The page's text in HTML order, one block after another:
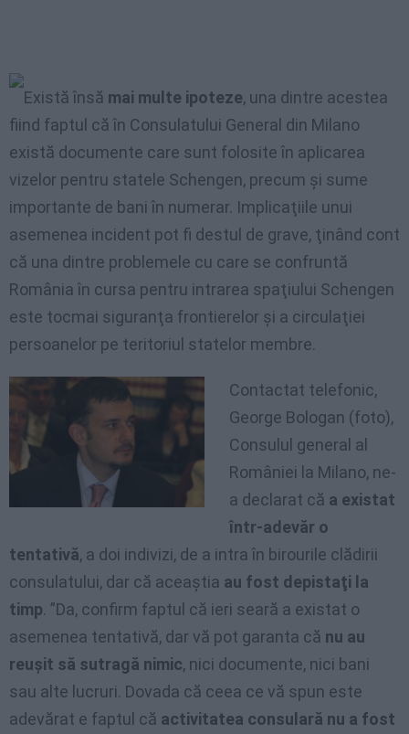
Există însă mai multe ipoteze, una dintre acestea
fiind faptul că în Consulatului General din Milano
există documente care sunt folosite în aplicarea
vizelor pentru statele Schengen, precum şi sume
importante de bani în numerar. Implicaţiile unui
asemenea incident pot fi destul de grave, ţinând cont
că una dintre problemele cu care se confruntă
România în cursa pentru intrarea spaţiului Schengen
este tocmai siguranţa frontierelor şi a circulaţiei
persoanelor pe teritoriul statelor membre.
Contactat telefonic,
George Bologan (foto),
Consulul general al
României la Milano, ne-
a declarat că a existat
într-adevăr o
tentativă, a doi indivizi, de a intra în birourile clădirii
consulatului, dar că aceaştia au fost depistaţi la
timp. ”Da, confirm faptul că ieri seară a existat o
asemenea tentativă, dar vă pot garanta că nu au
reuşit să sutragă nimic, nici documente, nici bani
sau alte lucruri. Dovada că ceea ce vă spun este
adevărat e faptul că activitatea consulară nu a fost